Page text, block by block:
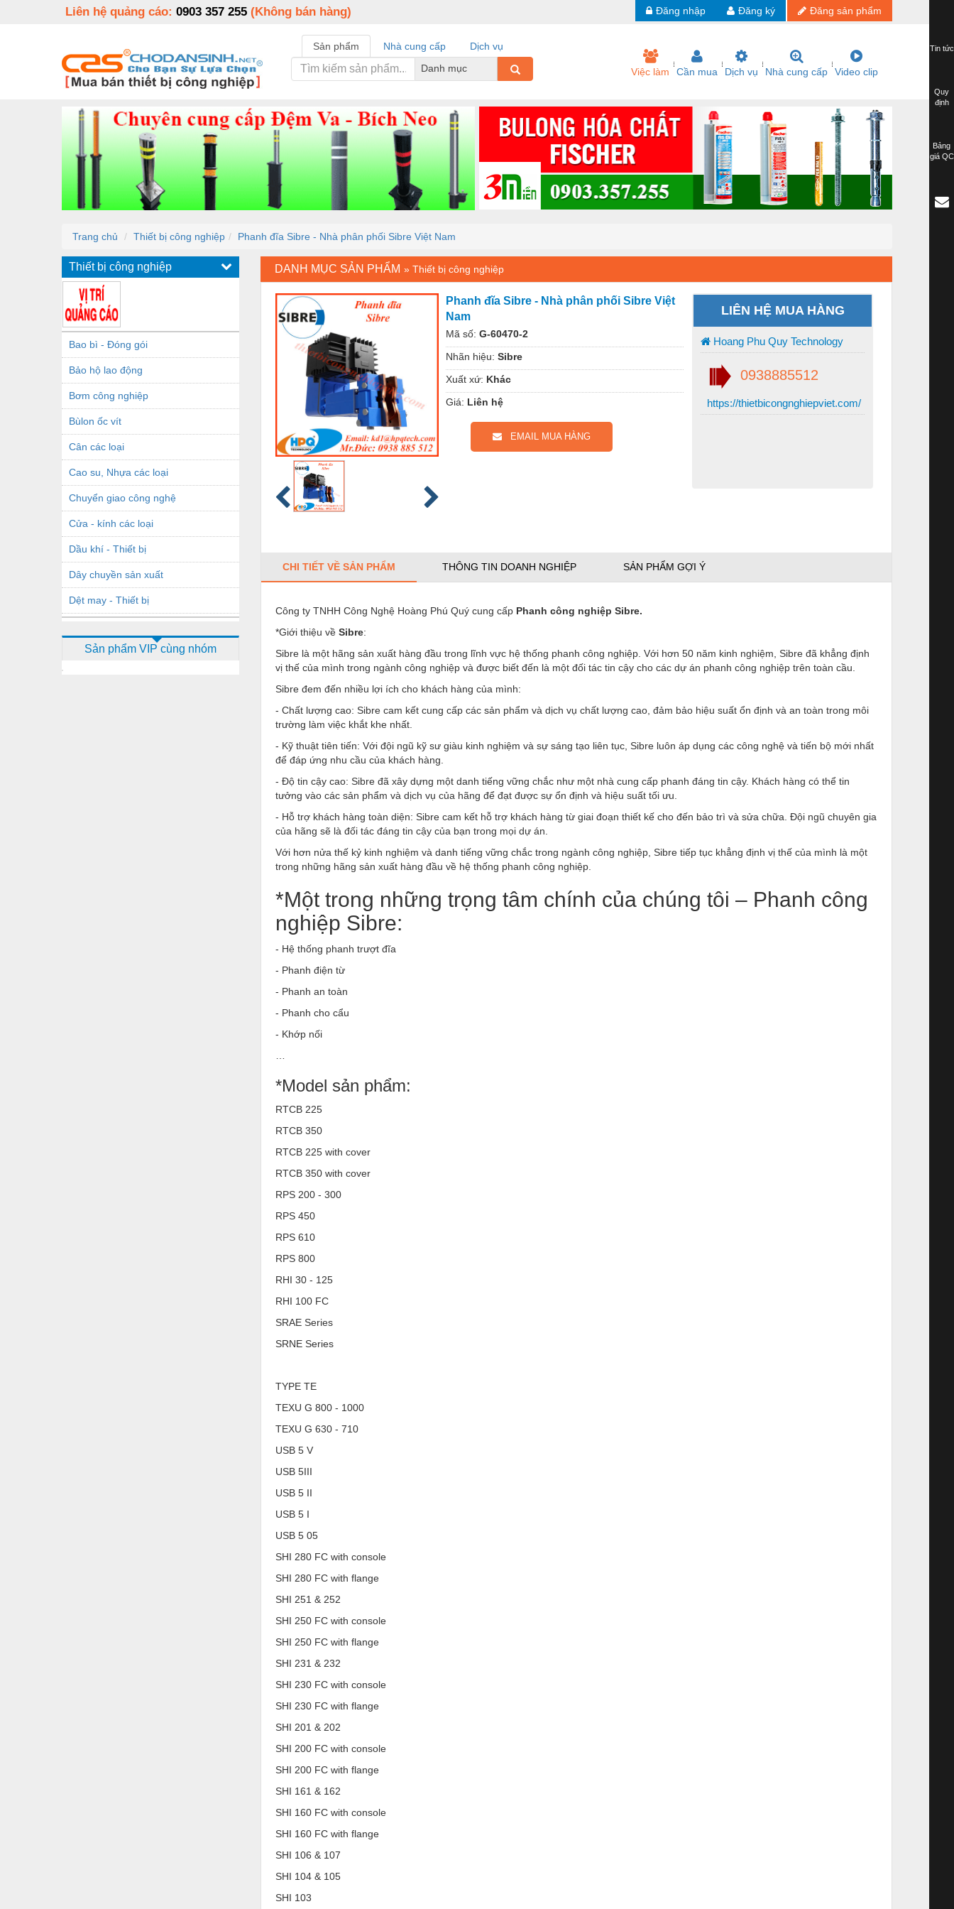
Liên hệ quảng cáo: 0903 357 255 (Không bán hàng) Đăng sản phẩm
Đăng ký
Đăng nhập
Sản phẩm Nhà cung cấp
Dịch vụ
Danh mục
Việc làm Cần mua Dịch vụ Nhà cung cấp Video clip
Trang chủ Thiết bị công nghiệp Phanh đĩa Sibre - Nhà phân phối Sibre Việt Nam
Thiết bị công nghiệp
Bao bì - Đóng gói
Bảo hộ lao động
Bơm công nghiệp
Bùlon ốc vít
Cân các loại
Cao su, Nhựa các loại
Chuyển giao công nghệ
Cửa - kính các loại
Dầu khí - Thiết bị
Dây chuyền sản xuất
Dệt may - Thiết bị
Dịch vụ - Thi công
Sản phẩm VIP cùng nhóm
DANH MỤC SẢN PHẨM » Thiết bị công nghiệp
Phanh đĩa Sibre - Nhà phân phối Sibre Việt
Nam
Mã số: G-60470-2
Nhãn hiệu: Sibre
Xuất xứ: Khác
Giá: Liên hệ
EMAIL MUA HÀNG
LIÊN HỆ MUA HÀNG
Hoang Phu Quy Technology
0938885512
https://thietbicongnghiepviet.com/
CHI TIẾT VỀ SẢN PHẨM THÔNG TIN DOANH NGHIỆP SẢN PHẨM GỢI Ý
Công ty TNHH Công Nghệ Hoàng Phú Quý cung cấp Phanh công nghiệp Sibre.
*Giới thiệu về Sibre:
Sibre là một hãng sản xuất hàng đầu trong lĩnh vực hệ thống phanh công nghiệp. Với hơn 50 năm kinh nghiệm, Sibre đã khẳng định
vị thế của mình trong ngành công nghiệp và được biết đến là một đối tác tin cậy cho các dự án phanh công nghiệp trên toàn cầu.
Sibre đem đến nhiều lợi ích cho khách hàng của mình:
- Chất lượng cao: Sibre cam kết cung cấp các sản phẩm và dịch vụ chất lượng cao, đảm bảo hiệu suất ổn định và an toàn trong môi
trường làm việc khắt khe nhất.
- Kỹ thuật tiên tiến: Với đội ngũ kỹ sư giàu kinh nghiệm và sự sáng tạo liên tục, Sibre luôn áp dụng các công nghệ và tiến bộ mới nhất
để đáp ứng nhu cầu của khách hàng.
- Độ tin cậy cao: Sibre đã xây dựng một danh tiếng vững chắc như một nhà cung cấp phanh đáng tin cậy. Khách hàng có thể tin
tưởng vào các sản phẩm và dịch vụ của hãng để đạt được sự ổn định và hiệu suất tối ưu.
- Hỗ trợ khách hàng toàn diện: Sibre cam kết hỗ trợ khách hàng từ giai đoạn thiết kế cho đến bảo trì và sửa chữa. Đội ngũ chuyên gia
của hãng sẽ là đối tác đáng tin cậy của bạn trong mọi dự án.
Với hơn nửa thế kỷ kinh nghiệm và danh tiếng vững chắc trong ngành công nghiệp, Sibre tiếp tục khẳng định vị thế của mình là một
trong những hãng sản xuất hàng đầu về hệ thống phanh công nghiệp.
*Một trong những trọng tâm chính của chúng tôi – Phanh công
nghiệp Sibre:
- Hệ thống phanh trượt đĩa
- Phanh điện từ
- Phanh an toàn
- Phanh cho cẩu
- Khớp nối
*Model sản phẩm:
RTCB 225
RTCB 350
RTCB 225 with cover
RTCB 350 with cover
RPS 200 - 300
RPS 450
RPS 610
RPS 800
RHI 30 - 125
RHI 100 FC
SRAE Series
SRNE Series
TYPE TE
TEXU G 800 - 1000
TEXU G 630 - 710
USB 5 V
USB 5III
USB 5 II
USB 5 I
USB 5 05
SHI 280 FC with console
SHI 280 FC with flange
SHI 251 & 252
SHI 250 FC with console
SHI 250 FC with flange
SHI 231 & 232
SHI 230 FC with console
SHI 230 FC with flange
SHI 201 & 202
SHI 200 FC with console
SHI 200 FC with flange
SHI 161 & 162
SHI 160 FC with console
SHI 160 FC with flange
SHI 106 & 107
SHI 104 & 105
SHI 103
Tin tức
Quy
định
Bảng
giá QC